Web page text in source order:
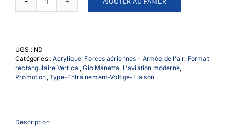
quantité
de
UGS : ND
Catégories :Acrylique, Forces aériennes - Armée de l'air, Format
rectangulaire Vertical,Gio Manetta, L'aviation moderne,
Promotion, Type-Entrainement-Voltige-Liaison
Description